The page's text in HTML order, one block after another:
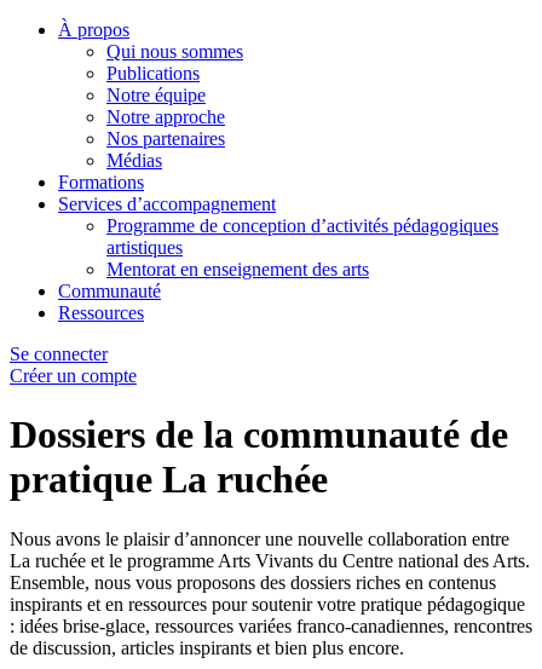
À propos
Qui nous sommes
Publications
Notre équipe
Notre approche
Nos partenaires
Médias
Formations
Services d’accompagnement
Programme de conception d’activités pédagogiques
artistiques
Mentorat en enseignement des arts
Communauté
Ressources
Se connecter
Créer un compte
Dossiers de la communauté de
pratique La ruchée
Nous avons le plaisir d’annoncer une nouvelle collaboration entre
La ruchée et le programme Arts Vivants du Centre national des Arts.
Ensemble, nous vous proposons des dossiers riches en contenus
inspirants et en ressources pour soutenir votre pratique pédagogique
: idées brise-glace, ressources variées franco-canadiennes, rencontres
de discussion, articles inspirants et bien plus encore.